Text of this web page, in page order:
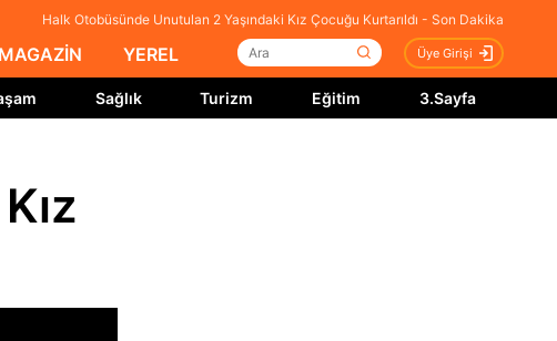
Halk Otobüsünde Unutulan 2 Yaşındaki Kız Çocuğu Kurtarıldı - Son Dakika
MAGAZİN YEREL Üye Girişi
Sağlık Turizm Eğitim 3.Sayfa